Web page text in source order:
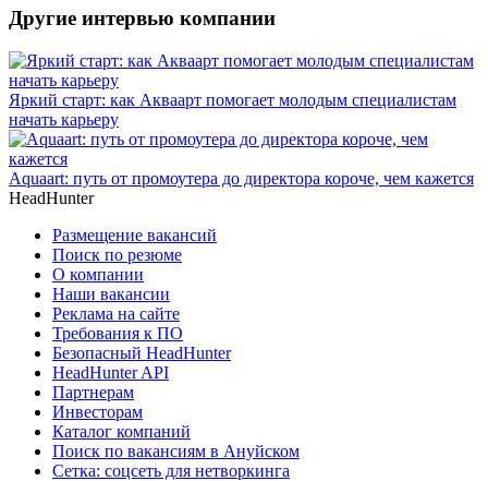
Другие интервью компании
Яркий старт: как Акваарт помогает молодым специалистам
начать карьеру
Aquaart: путь от промоутера до директора короче, чем кажется
HeadHunter
Размещение вакансий
Поиск по резюме
О компании
Наши вакансии
Реклама на сайте
Требования к ПО
Безопасный HeadHunter
HeadHunter API
Партнерам
Инвесторам
Каталог компаний
Поиск по вакансиям в Ануйском
Сетка: соцсеть для нетворкинга